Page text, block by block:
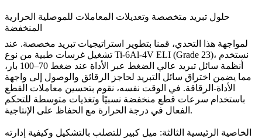
حلول تبريد متخصصة وتعديلات المعاملات للموصلية الحرارية
المنخفضة
لمواجهة هذا التحدي، قمنا بتطوير استراتيجيات تبريد مخصصة. عند
Ti-6Al-4V ELI (Grade 23)، نستخدم
أنظمة سائل تبريد عالي الضغط عبر الأداة عند ضغط 70–100 بار،
مما يضمن اختراق سائل التبريد لحاجز الرقائق والوصول إلى واجهة
الأداة-الرقاقة. في الوقت نفسه، نقوم بتحسين معاملات القطع
باستخدام سرعات قطع منخفضة نسبيًا وتغذيات متوسطة للتحكم
الفعال في درجة الحرارة مع الحفاظ على الإنتاجية.
الخاصية الرئيسية الثالثة: ميل كبير للتصلب بالتشكيل وكيفية إدارته